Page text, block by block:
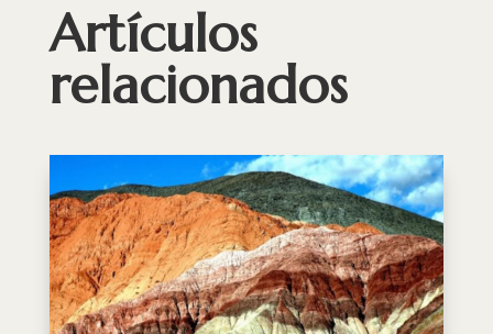
Artículos
relacionados